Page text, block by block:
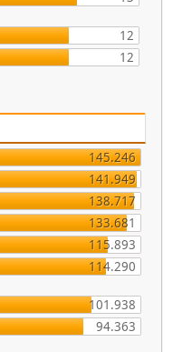
12
12
145.246
141.949
138.717
133.681
115.893
114.290
101.938
94.363